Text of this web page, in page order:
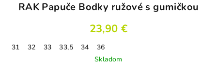
RAK Papuče Bodky ružové s gumičkou
23,90 €
31 32 33 33,5 34
36
Skladom